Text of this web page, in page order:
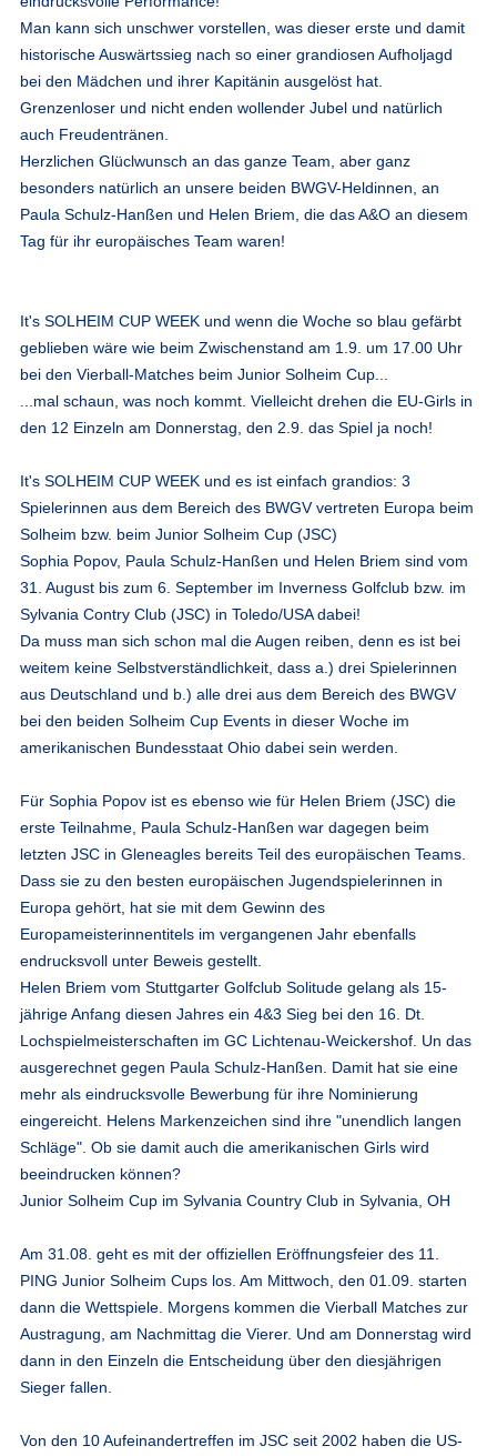
Man kann sich unschwer vorstellen, was dieser erste und damit
historische Auswärtssieg nach so einer grandiosen Aufholjagd
bei den Mädchen und ihrer Kapitänin ausgelöst hat.
Grenzenloser und nicht enden wollender Jubel und natürlich
auch Freudentränen.
Herzlichen Glüclwunsch an das ganze Team, aber ganz
besonders natürlich an unsere beiden BWGV-Heldinnen, an
Paula Schulz-Hanßen und Helen Briem, die das A&O an diesem
Tag für ihr europäisches Team waren!
It's SOLHEIM CUP WEEK und wenn die Woche so blau gefärbt
geblieben wäre wie beim Zwischenstand am 1.9. um 17.00 Uhr
bei den Vierball-Matches beim Junior Solheim Cup...
...mal schaun, was noch kommt. Vielleicht drehen die EU-Girls in
den 12 Einzeln am Donnerstag, den 2.9. das Spiel ja noch!
It's SOLHEIM CUP WEEK und es ist einfach grandios: 3
Spielerinnen aus dem Bereich des BWGV vertreten Europa beim
Solheim bzw. beim Junior Solheim Cup (JSC)
Sophia Popov, Paula Schulz-Hanßen und Helen Briem sind vom
31. August bis zum 6. September im Inverness Golfclub bzw. im
Sylvania Contry Club (JSC) in Toledo/USA dabei!
Da muss man sich schon mal die Augen reiben, denn es ist bei
weitem keine Selbstverständlichkeit, dass a.) drei Spielerinnen
aus Deutschland und b.) alle drei aus dem Bereich des BWGV
bei den beiden Solheim Cup Events in dieser Woche im
amerikanischen Bundesstaat Ohio dabei sein werden.
Für Sophia Popov ist es ebenso wie für Helen Briem (JSC) die
erste Teilnahme, Paula Schulz-Hanßen war dagegen beim
letzten JSC in Gleneagles bereits Teil des europäischen Teams.
Dass sie zu den besten europäischen Jugendspielerinnen in
Europa gehört, hat sie mit dem Gewinn des
Europameisterinnentitels im vergangenen Jahr ebenfalls
endrucksvoll unter Beweis gestellt.
Helen Briem vom Stuttgarter Golfclub Solitude gelang als 15-
jährige Anfang diesen Jahres ein 4&3 Sieg bei den 16. Dt.
Lochspielmeisterschaften im GC Lichtenau-Weickershof. Un das
ausgerechnet gegen Paula Schulz-Hanßen. Damit hat sie eine
mehr als eindrucksvolle Bewerbung für ihre Nominierung
eingereicht. Helens Markenzeichen sind ihre "unendlich langen
Schläge". Ob sie damit auch die amerikanischen Girls wird
beeindrucken können?
Junior Solheim Cup im Sylvania Country Club in Sylvania, OH
Am 31.08. geht es mit der offiziellen Eröffnungsfeier des 11.
PING Junior Solheim Cups los. Am Mittwoch, den 01.09. starten
dann die Wettspiele. Morgens kommen die Vierball Matches zur
Austragung, am Nachmittag die Vierer. Und am Donnerstag wird
dann in den Einzeln die Entscheidung über den diesjährigen
Sieger fallen.
Von den 10 Aufeinandertreffen im JSC seit 2002 haben die US-